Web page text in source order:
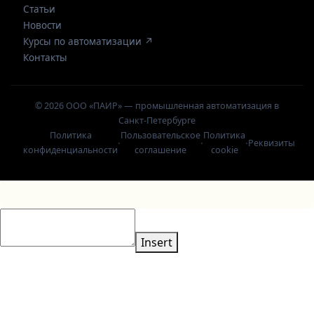
Статьи
Новости
Курсы по автоматизации ↗
Контакты
© 2026 ООО «ПАИР» — промышленная автоматизация в
Санкт-Петербурге
Политика
конфиденциальности
·
Пользовательское
соглашение
·
Политика
cookie
·Реквизиты
Insert